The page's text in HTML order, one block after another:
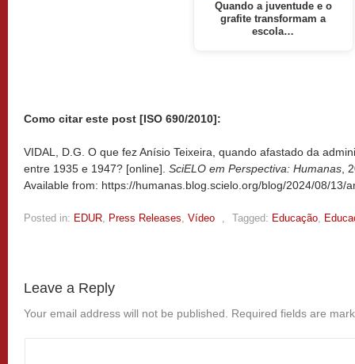
Quando a juventude e o
grafite transformam a
escola…
Como citar este post [ISO 690/2010]:
VIDAL, D.G. O que fez Anísio Teixeira, quando afastado da
entre 1935 e 1947? [online]. SciELO em Perspectiva: Humanas ,
Available from: https://humanas.blog.scielo.org/blog/2024/08/13/
Posted in: EDUR Press Releases Vídeo Tagged: Educação
Leave a Reply
Your email address will not be published. Required fields are